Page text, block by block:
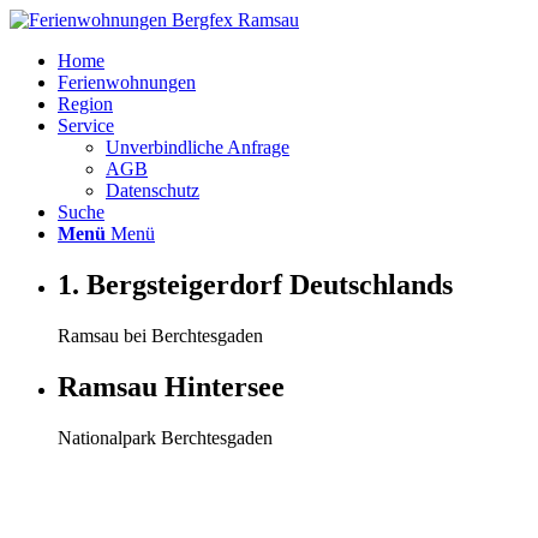
Home
Ferienwohnungen
Region
Service
Unverbindliche Anfrage
AGB
Datenschutz
Suche
Menü Menü
1. Bergsteigerdorf Deutschlands
Ramsau bei Berchtesgaden
Ramsau Hintersee
Nationalpark Berchtesgaden